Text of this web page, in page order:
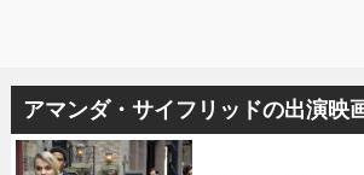
アマンダ・サイフリッドの出演映